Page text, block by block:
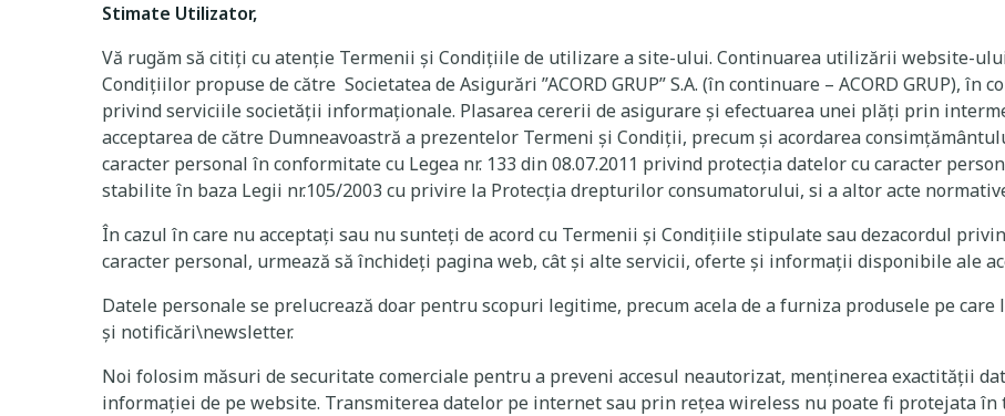
Stimate Utilizator,
Vă rugăm să citiți cu atenție Termenii și Condițiile de utilizare a site-ului. Continuarea utilizării website-
Condițiilor propuse de către Societatea de Asigurări ”ACORD GRUP” S.A. (în continuare – ACORD GRUP), în
privind serviciile societății informaționale. Plasarea cererii de asigurare și efectuarea unei plăți prin
acceptarea de către Dumneavoastră a prezentelor Termeni și Condiții, precum și acordarea
caracter personal în conformitate cu Legea nr. 133 din 08.07.2011 privind protecția datelor cu caracter
stabilite în baza Legii nr.105/2003 cu privire la Protecția drepturilor consumatorului, si a altor acte
În cazul în care nu acceptați sau nu sunteți de acord cu Termenii și Condițiile stipulate sau dezacordul
caracter personal, urmează să închideți pagina web, cât și alte servicii, oferte și informații disponibile ale
Datele personale se prelucrează doar pentru scopuri legitime, precum acela de a furniza produsele pe care
și notificări\newsletter.
Noi folosim măsuri de securitate comerciale pentru a preveni accesul neautorizat, menținerea exactității
informației de pe website. Transmiterea datelor pe internet sau prin rețea wireless nu poate fi protejata